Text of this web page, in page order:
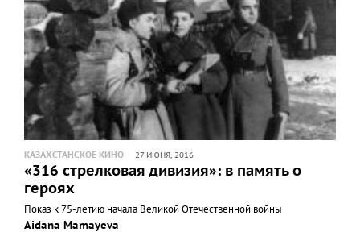
КАЗАХСТАНСКОЕ КИНО 27 ИЮНЯ, 2016
«316 стрелковая дивизия»: в память о
героях
Показ к 75-летию начала Великой Отечественной войны
Aidana Mamayeva